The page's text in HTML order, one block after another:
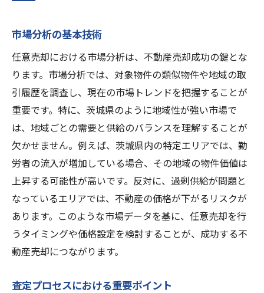
市場分析の基本技術
任意売却における市場分析は、不動産売却成功の鍵とな
ります。市場分析では、対象物件の類似物件や地域の取
引履歴を調査し、現在の市場トレンドを把握することが
重要です。特に、茨城県のように地域性が強い市場で
は、地域ごとの需要と供給のバランスを理解することが
欠かせません。例えば、茨城県内の特定エリアでは、勤
労者の流入が増加している場合、その地域の物件価値は
上昇する可能性が高いです。反対に、過剰供給が問題と
なっているエリアでは、不動産の価格が下がるリスクが
あります。このような市場データを基に、任意売却を行
うタイミングや価格設定を検討することが、成功する不
動産売却につながります。
査定プロセスにおける重要ポイント